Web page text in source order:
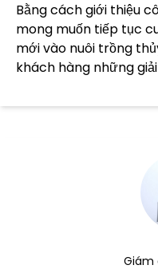
Giám
Bằng cách giới thiệu
mong muốn tiếp tục
mới vào nuôi trồng
khách hàng những